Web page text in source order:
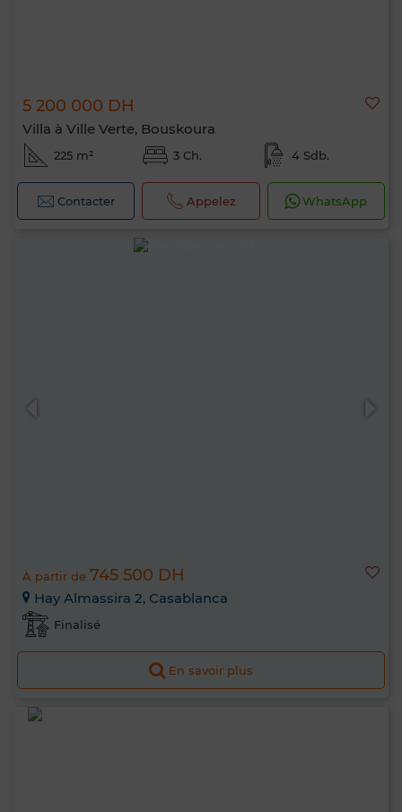
5 200 000 DH
Villa à Ville Verte, Bouskoura
225 m² 3 Ch. 4 Sdb.
Contacter Appelez WhatsApp
À partir de 745 500 DH
Hay Almassira 2, Casablanca
Finalisé
En savoir plus